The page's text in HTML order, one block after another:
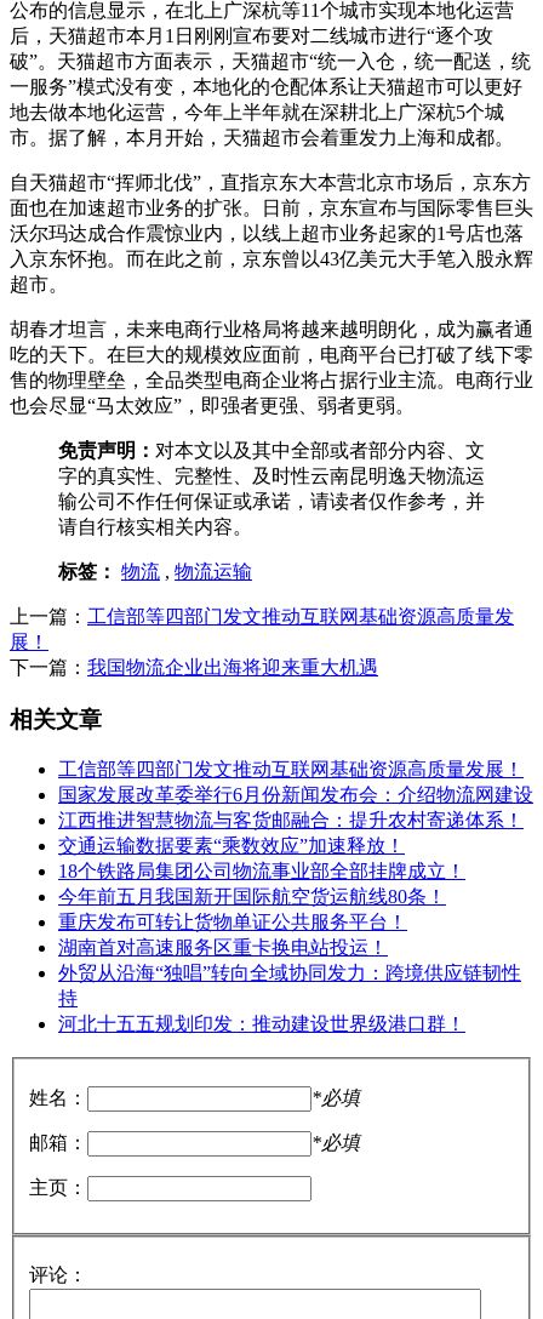
公布的信息显示，在北上广深杭等11个城市实现本地化运营
后，天猫超市本月1日刚刚宣布要对二线城市进行“逐个攻
破”。天猫超市方面表示，天猫超市“统一入仓，统一配送，统
一服务”模式没有变，本地化的仓配体系让天猫超市可以更好
地去做本地化运营，今年上半年就在深耕北上广深杭5个城
市。据了解，本月开始，天猫超市会着重发力上海和成都。
自天猫超市“挥师北伐”，直指京东大本营北京市场后，京东方
面也在加速超市业务的扩张。日前，京东宣布与国际零售巨头
沃尔玛达成合作震惊业内，以线上超市业务起家的1号店也落
入京东怀抱。而在此之前，京东曾以43亿美元大手笔入股永辉
超市。
胡春才坦言，未来电商行业格局将越来越明朗化，成为赢者通
吃的天下。在巨大的规模效应面前，电商平台已打破了线下零
售的物理壁垒，全品类型电商企业将占据行业主流。电商行业
也会尽显“马太效应”，即强者更强、弱者更弱。
免责声明： 对本文以及其中全部或者部分内容、文
字的真实性、完整性、及时性云南昆明逸天物流运
输公司不作任何保证或承诺，请读者仅作参考，并
请自行核实相关内容。
标签： 物流 , 物流运输
上一篇： 工信部等四部门发文推动互联网基础资源高质量发
展！
下一篇： 我国物流企业出海将迎来重大机遇
相关文章
工信部等四部门发文推动互联网基础资源高质量发展！
国家发展改革委举行6月份新闻发布会：介绍物流网建设
江西推进智慧物流与客货邮融合：提升农村寄递体系！
交通运输数据要素“乘数效应”加速释放！
18个铁路局集团公司物流事业部全部挂牌成立！
今年前五月我国新开国际航空货运航线80条！
重庆发布可转让货物单证公共服务平台！
湖南首对高速服务区重卡换电站投运！
外贸从沿海“独唱”转向全域协同发力：跨境供应链韧性
持
河北十五五规划印发：推动建设世界级港口群！
姓名： *必填
邮箱： *必填
主页：
评论：